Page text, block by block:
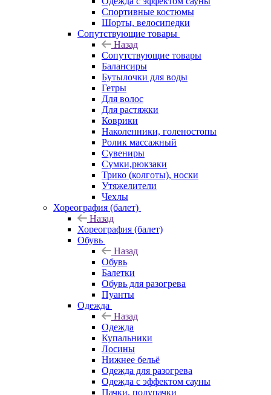
Спортивные костюмы
Шорты, велосипедки
Сопутствующие товары
Назад
Сопутствующие товары
Балансиры
Бутылочки для воды
Гетры
Для волос
Для растяжки
Коврики
Наколенники, голеностопы
Ролик массажный
Сувениры
Сумки,рюкзаки
Трико (колготы), носки
Утяжелители
Чехлы
Хореография (балет)
Назад
Хореография (балет)
Обувь
Назад
Обувь
Балетки
Обувь для разогрева
Пуанты
Одежда
Назад
Одежда
Купальники
Лосины
Нижнее бельё
Одежда для разогрева
Одежда с эффектом сауны
Пачки, полупачки